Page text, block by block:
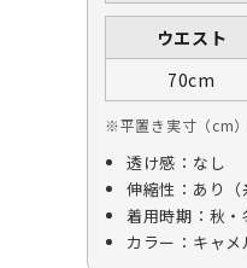
ウエスト
70cm
※平置き実寸（cm
透け感：なし
伸縮性：あり（
着用時期：秋・
カラー：キャメ